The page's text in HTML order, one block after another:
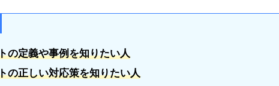
の定義や事例を知りたい人
の正しい対応策を知りたい人